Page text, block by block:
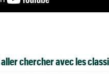
aller chercheravec les cl